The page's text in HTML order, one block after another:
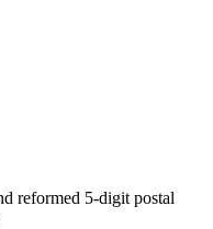
reformed 5-digit postal